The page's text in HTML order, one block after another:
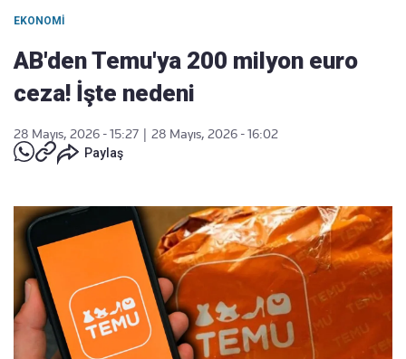
EKONOMI
AB'den Temu'ya 200 milyon euro
ceza! İşte nedeni
28 Mayıs, 2026 - 15:27
28 Mayıs, 2026 - 16:02
Paylaş